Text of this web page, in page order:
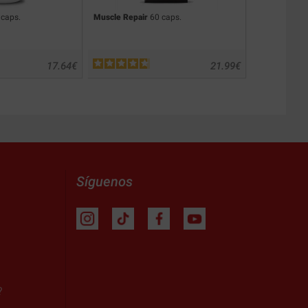
€
17.64
Muscle Repair 60 caps.
€
21.99
Síguenos